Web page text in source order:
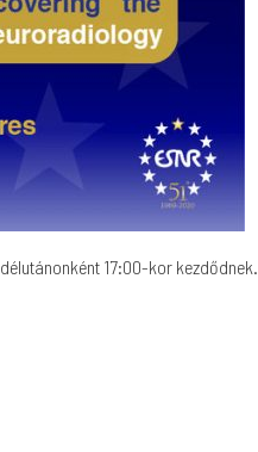
17:00-kor kezdődnek.